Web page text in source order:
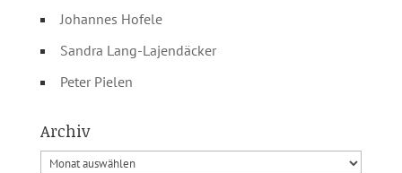
Johannes Hofele
Sandra Lang-Lajendäcker
Peter Pielen
Archiv